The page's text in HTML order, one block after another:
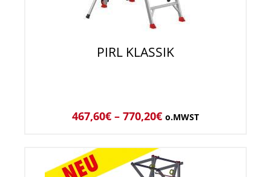
PIRL KLASSIK
467,60€ – 770,20€ o.MWST